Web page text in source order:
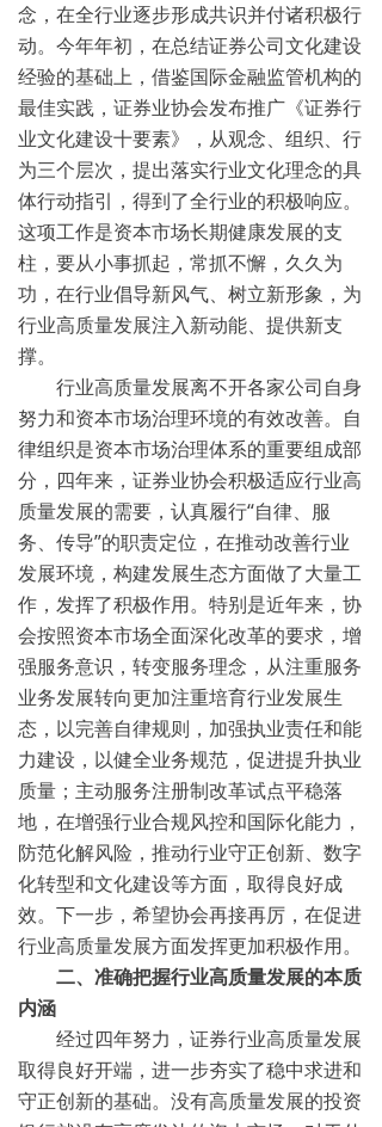
念，在全行业逐步形成共识并付诸积极行
动。今年年初，在总结证券公司文化建设
经验的基础上，借鉴国际金融监管机构的
最佳实践，证券业协会发布推广《证券行
业文化建设十要素》，从观念、组织、行
为三个层次，提出落实行业文化理念的具
体行动指引，得到了全行业的积极响应。
这项工作是资本市场长期健康发展的支
柱，要从小事抓起，常抓不懈，久久为
功，在行业倡导新风气、树立新形象，为
行业高质量发展注入新动能、提供新支
撑。
行业高质量发展离不开各家公司自身
努力和资本市场治理环境的有效改善。自
律组织是资本市场治理体系的重要组成部
分，四年来，证券业协会积极适应行业高
质量发展的需要，认真履行“自律、服
务、传导”的职责定位，在推动改善行业
发展环境，构建发展生态方面做了大量工
作，发挥了积极作用。特别是近年来，协
会按照资本市场全面深化改革的要求，增
强服务意识，转变服务理念，从注重服务
业务发展转向更加注重培育行业发展生
态，以完善自律规则，加强执业责任和能
力建设，以健全业务规范，促进提升执业
质量；主动服务注册制改革试点平稳落
地，在增强行业合规风控和国际化能力，
防范化解风险，推动行业守正创新、数字
化转型和文化建设等方面，取得良好成
效。下一步，希望协会再接再厉，在促进
行业高质量发展方面发挥更加积极作用。
二、准确把握行业高质量发展的本质
内涵
经过四年努力，证券行业高质量发展
取得良好开端，进一步夯实了稳中求进和
守正创新的基础。没有高质量发展的投资